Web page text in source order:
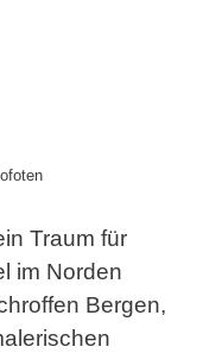
Traum für
im Norden
Bergen,